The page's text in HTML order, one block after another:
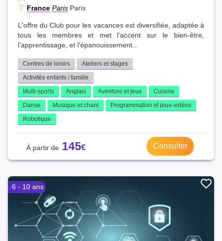
France Paris Paris
L'offre du Club pour les vacances est diversifiée, adaptée à
tous les membres et met l'accent sur le bien-être,
l'apprentissage, et l'épanouissement...
Centres de loisirs
Ateliers et stages
Activités enfants / famille
Multi-sports
Anglais Aventure et jeux
Cuisine
Danse
Musique et chant
Programmation et jeux-vidéos
Robotique
145 Consulter
6 - 10 ans